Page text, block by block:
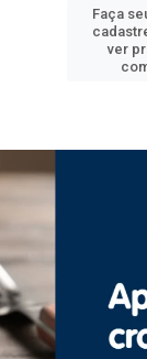
Faça
ver